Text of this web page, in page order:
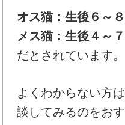
オス猫：生後６～
メス猫：生後４～
だとされています。
よくわからない方
談してみるのをお